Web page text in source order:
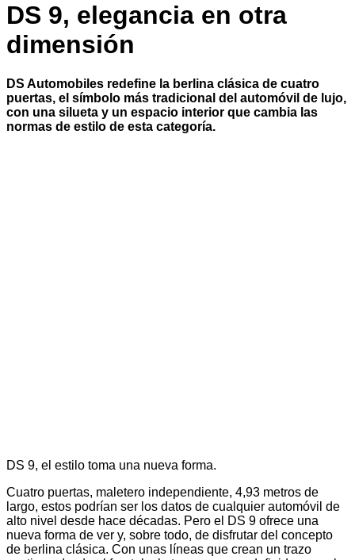
DS 9, elegancia en otra
dimensión
DS Automobiles redefine la berlina clásica de cuatro
puertas, el símbolo más tradicional del automóvil de lujo,
con una silueta y un espacio interior que cambia las
normas de estilo de esta categoría.
DS 9, el estilo toma una nueva forma.
Cuatro puertas, maletero independiente, 4,93 metros de
largo, estos podrían ser los datos de cualquier automóvil de
alto nivel desde hace décadas. Pero el DS 9 ofrece una
nueva forma de ver y, sobre todo, de disfrutar del concepto
de berlina clásica. Con unas líneas que crean un trazo